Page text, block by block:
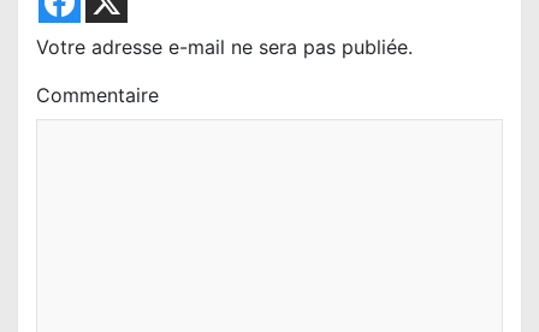
Votre adresse e-mail ne sera pas publiée.
Commentaire